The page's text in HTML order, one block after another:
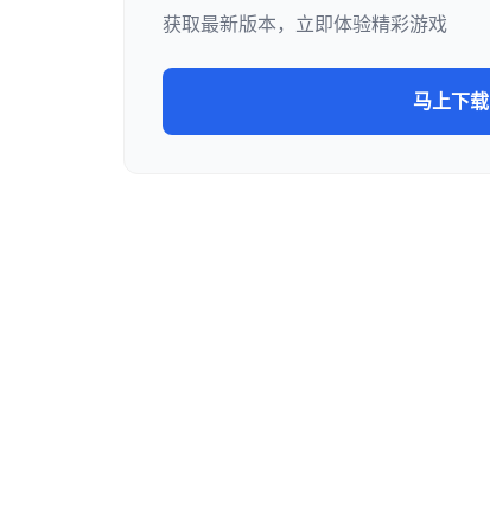
获取最新版本，立即体验精彩游戏
马上下载